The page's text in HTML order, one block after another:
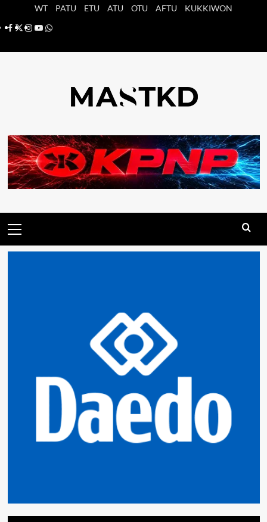
WT PATU ETU ATU OTU AFTU
KUKKIWON
Facebook
X Instagram
YouTube
Whatsapp
principal